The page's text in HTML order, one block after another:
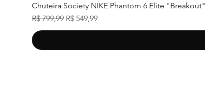
Chuteira Society NIKE Phantom 6 Elite "Breakout"
Preço normal
R$ 799,99 Preço promocional
R$ 549,99